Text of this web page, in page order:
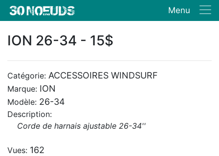
Menu
ION 26-34 - 15$
Catégorie: ACCESSOIRES WINDSURF
Marque: ION
Modèle: 26-34
Description:
Corde de harnais ajustable 26-34''
Vues: 162